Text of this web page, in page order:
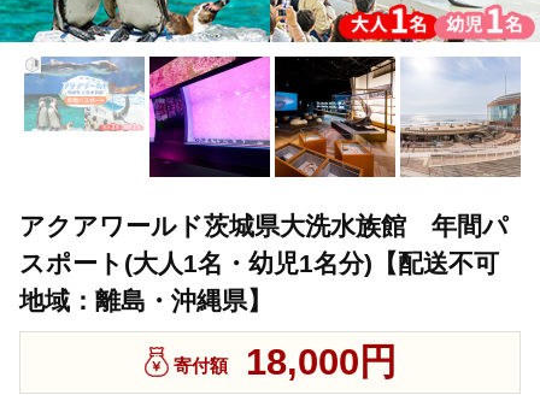
アクアワールド茨城県大洗水族館 年間パ
スポート(大人1名・幼児1名分)【配送不可
地域：離島・沖縄県】
寄付額 18,000円